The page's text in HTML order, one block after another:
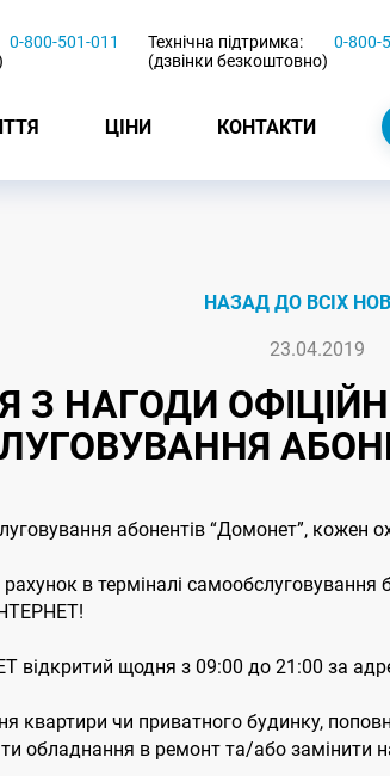
0-800-501-011
Технічна підтримка:
(дзвінки безкоштовно)
0-800-
ЦІНИ КОНТАКТИ
НАЗАД ДО ВСІХ
23.04.2019
З НАГОДИ
абонентів “Домонет”, кожен
рахунок в терміналі
відкритий щодня з 09:00 до 21:00 за
квартири чи приватного будинку,
обладнання в ремонт та/або замінити